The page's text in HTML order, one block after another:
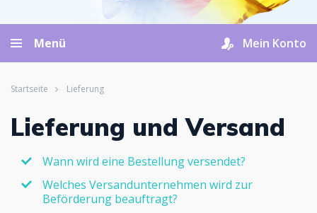
Menü Mein Konto
Startseite Lieferung
Lieferung und Versand
Wann wird eine Bestellung versendet?
Welches Versandunternehmen wird zur
Beförderung beauftragt?